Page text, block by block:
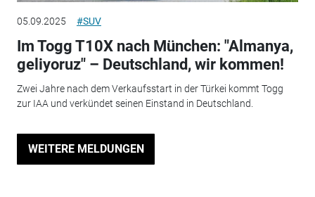
05.09.2025 #SUV
Im Togg T10X nach München: "Almanya,
geliyoruz" – Deutschland, wir kommen!
Zwei Jahre nach dem Verkaufsstart in der Türkei kommt Togg
zur IAA und verkündet seinen Einstand in Deutschland.
WEITERE MELDUNGEN